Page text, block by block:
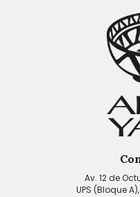
Av. 12 de
UPS (Bloque